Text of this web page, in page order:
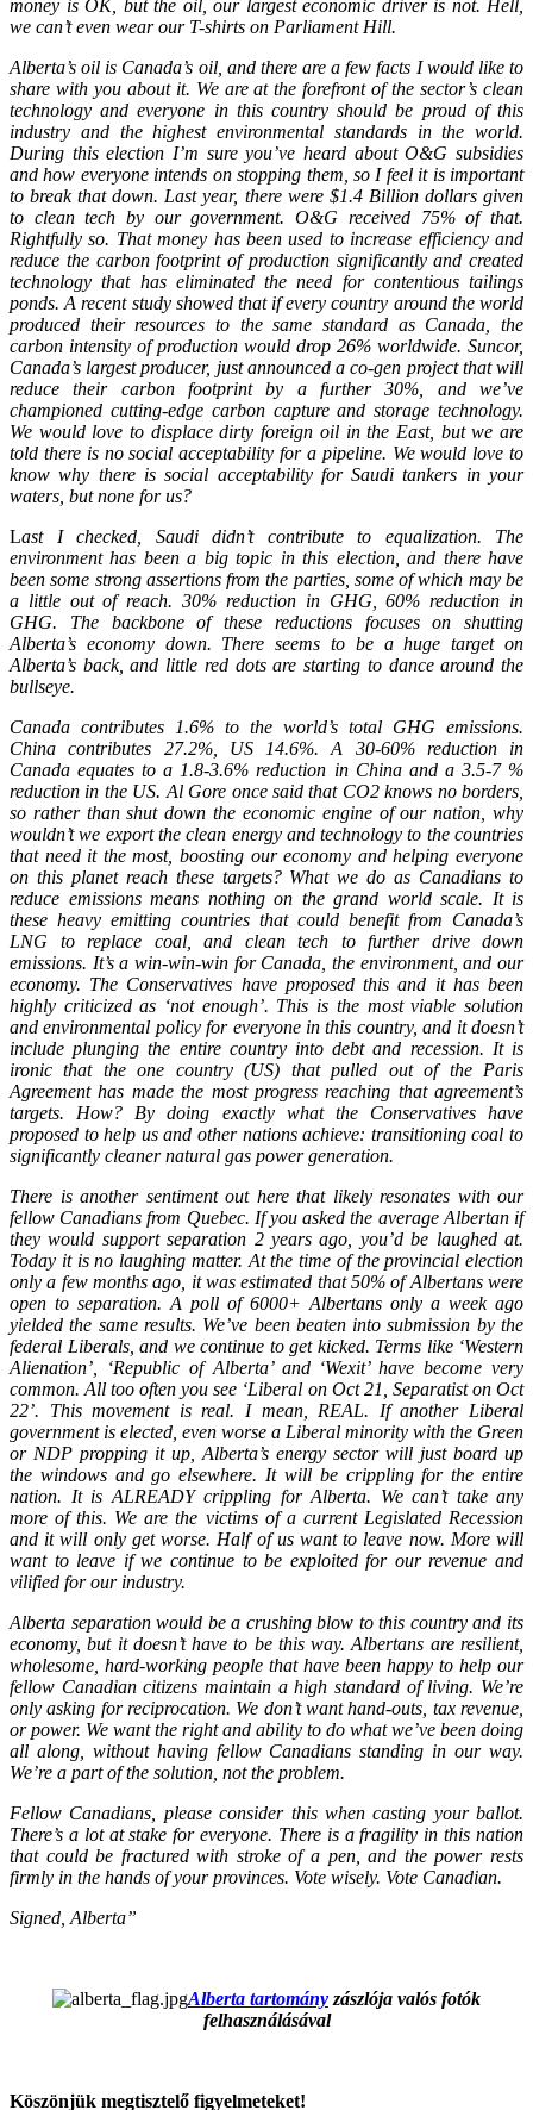
money is OK, but the oil, our largest economic driver is not. Hell,
we can’t even wear our T-shirts on Parliament Hill.
Alberta’s oil is Canada’s oil, and there are a few facts I would like to
share with you about it. We are at the forefront of the sector’s clean
technology and everyone in this country should be proud of this
industry and the highest environmental standards in the world.
During this election I’m sure you’ve heard about O&G subsidies
and how everyone intends on stopping them, so I feel it is important
to break that down. Last year, there were $1.4 Billion dollars given
to clean tech by our government. O&G received 75% of that.
Rightfully so. That money has been used to increase efficiency and
reduce the carbon footprint of production significantly and created
technology that has eliminated the need for contentious tailings
ponds. A recent study showed that if every country around the world
produced their resources to the same standard as Canada, the
carbon intensity of production would drop 26% worldwide. Suncor,
Canada’s largest producer, just announced a co-gen project that will
reduce their carbon footprint by a further 30%, and we’ve
championed cutting-edge carbon capture and storage technology.
We would love to displace dirty foreign oil in the East, but we are
told there is no social acceptability for a pipeline. We would love to
know why there is social acceptability for Saudi tankers in your
waters, but none for us?
Last I checked, Saudi didn’t contribute to equalization. The
environment has been a big topic in this election, and there have
been some strong assertions from the parties, some of which may be
a little out of reach. 30% reduction in GHG, 60% reduction in
GHG. The backbone of these reductions focuses on shutting
Alberta’s economy down. There seems to be a huge target on
Alberta’s back, and little red dots are starting to dance around the
bullseye.
Canada contributes 1.6% to the world’s total GHG emissions.
China contributes 27.2%, US 14.6%. A 30-60% reduction in
Canada equates to a 1.8-3.6% reduction in China and a 3.5-7 %
reduction in the US. Al Gore once said that CO2 knows no borders,
so rather than shut down the economic engine of our nation, why
wouldn’t we export the clean energy and technology to the countries
that need it the most, boosting our economy and helping everyone
on this planet reach these targets? What we do as Canadians to
reduce emissions means nothing on the grand world scale. It is
these heavy emitting countries that could benefit from Canada’s
LNG to replace coal, and clean tech to further drive down
emissions. It’s a win-win-win for Canada, the environment, and our
economy. The Conservatives have proposed this and it has been
highly criticized as ‘not enough’. This is the most viable solution
and environmental policy for everyone in this country, and it doesn’t
include plunging the entire country into debt and recession. It is
ironic that the one country (US) that pulled out of the Paris
Agreement has made the most progress reaching that agreement’s
targets. How? By doing exactly what the Conservatives have
proposed to help us and other nations achieve: transitioning coal to
significantly cleaner natural gas power generation.
There is another sentiment out here that likely resonates with our
fellow Canadians from Quebec. If you asked the average Albertan if
they would support separation 2 years ago, you’d be laughed at.
Today it is no laughing matter. At the time of the provincial election
only a few months ago, it was estimated that 50% of Albertans were
open to separation. A poll of 6000+ Albertans only a week ago
yielded the same results. We’ve been beaten into submission by the
federal Liberals, and we continue to get kicked. Terms like ‘Western
Alienation’, ‘Republic of Alberta’ and ‘Wexit’ have become very
common. All too often you see ‘Liberal on Oct 21, Separatist on Oct
22’. This movement is real. I mean, REAL. If another Liberal
government is elected, even worse a Liberal minority with the Green
or NDP propping it up, Alberta’s energy sector will just board up
the windows and go elsewhere. It will be crippling for the entire
nation. It is ALREADY crippling for Alberta. We can’t take any
more of this. We are the victims of a current Legislated Recession
and it will only get worse. Half of us want to leave now. More will
want to leave if we continue to be exploited for our revenue and
vilified for our industry.
Alberta separation would be a crushing blow to this country and its
economy, but it doesn’t have to be this way. Albertans are resilient,
wholesome, hard-working people that have been happy to help our
fellow Canadian citizens maintain a high standard of living. We’re
only asking for reciprocation. We don’t want hand-outs, tax revenue,
or power. We want the right and ability to do what we’ve been doing
all along, without having fellow Canadians standing in our way.
We’re a part of the solution, not the problem.
Fellow Canadians, please consider this when casting your ballot.
There’s a lot at stake for everyone. There is a fragility in this nation
that could be fractured with stroke of a pen, and the power rests
firmly in the hands of your provinces. Vote wisely. Vote Canadian.
Signed, Alberta”
Alberta tartomány zászlója valós fotók
felhasználásával
Köszönjük megtisztelő figyelmeteket!